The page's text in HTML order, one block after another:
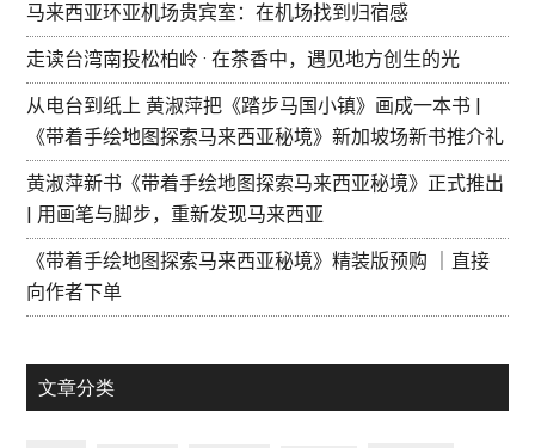
马来西亚环亚机场贵宾室：在机场找到归宿感
走读台湾南投松柏岭 · 在茶香中，遇见地方创生的光
从电台到纸上 黄淑萍把《踏步马国小镇》画成一本书 |
《带着手绘地图探索马来西亚秘境》新加坡场新书推介礼
黄淑萍新书《带着手绘地图探索马来西亚秘境》正式推出
| 用画笔与脚步，重新发现马来西亚
《带着手绘地图探索马来西亚秘境》精装版预购 ｜直接
向作者下单
文章分类